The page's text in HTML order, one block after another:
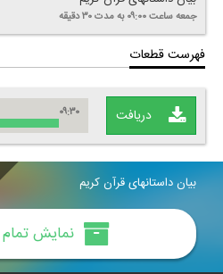
جمعهساعت ۰۹:۰۰ به مدت ۳۰ دقیقه
فهرست قطعات
دریافت ۰۹:۳۰
بیان داستانهای قرآن كریم
نمایش